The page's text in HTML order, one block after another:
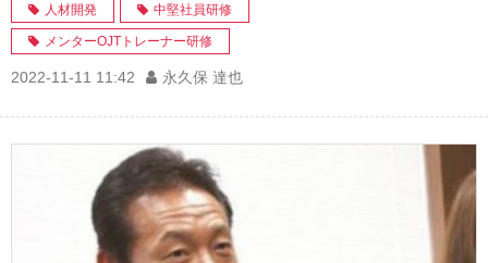
人材開発 中堅社員研修
メンターOJTトレーナー研修
2022-11-11 11:42 永久保 達也